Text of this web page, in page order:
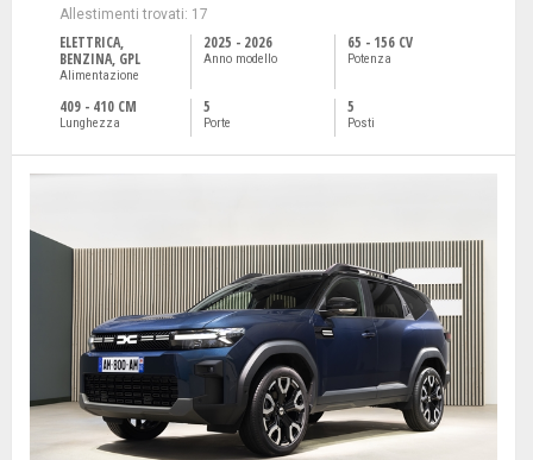
Allestimenti trovati: 17
ELETTRICA,
BENZINA, GPL
Alimentazione
2025 - 2026
Anno modello
65 - 156 CV
Potenza
409 - 410 CM
Lunghezza
5
Porte
5
Posti